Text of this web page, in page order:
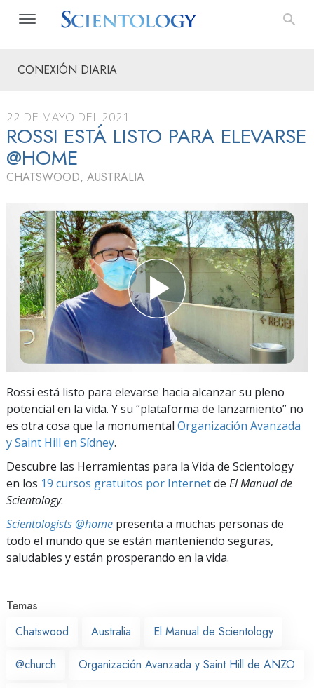
CONEXIÓN DIARIA
22 DE MAYO DEL 2021
ROSSI ESTÁ LISTO PARA ELEVARSE
@HOME
CHATSWOOD, AUSTRALIA
Rossi está listo para elevarse hacia alcanzar su pleno
potencial en la vida. Y su “plataforma de lanzamiento” no
es otra cosa que la monumental Organización Avanzada
y Saint Hill en Sídney.
Descubre las Herramientas para la Vida de Scientology
en los 19 cursos gratuitos por Internetde El Manual de
Scientology.
Scientologists @home presenta a muchas personas de
todo el mundo que se están manteniendo seguras,
saludables y están prosperando en la vida.
Temas
Chatswood
Australia El Manual de Scientology
@church Organización Avanzada y Saint Hill de ANZO